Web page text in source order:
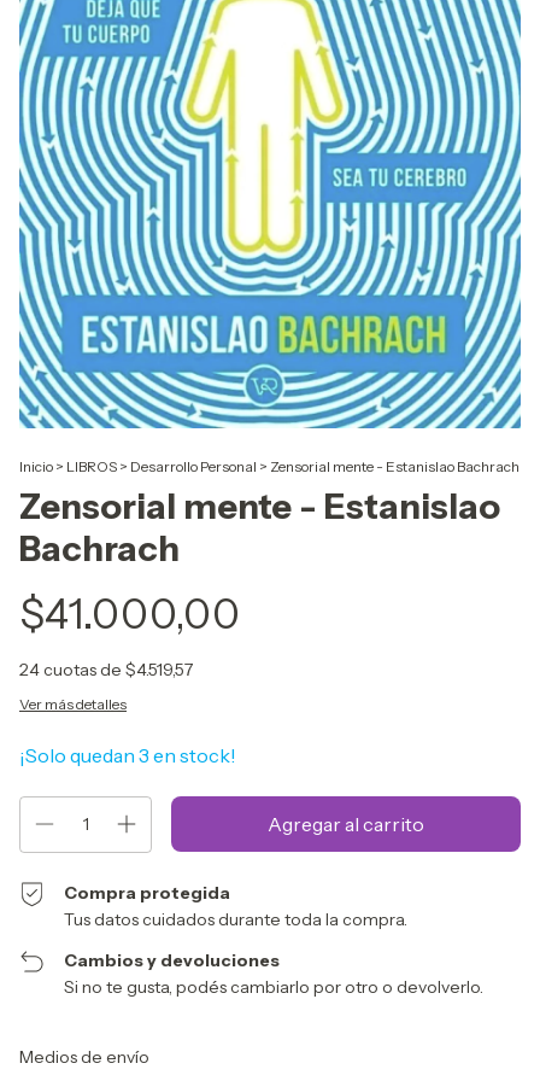
Inicio > LIBROS > Desarrollo Personal > Zensorial mente - Estanislao Bachrach
Zensorial mente - Estanislao
Bachrach
$41.000,00
24cuotas de $4.519,57
Ver más detalles
¡Solo quedan 3 en stock!
Compra protegida
Tus datos cuidados durante toda la compra.
Cambios y devoluciones
Si no te gusta, podés cambiarlo por otro o devolverlo.
Entregas para el CP:
Medios de envío